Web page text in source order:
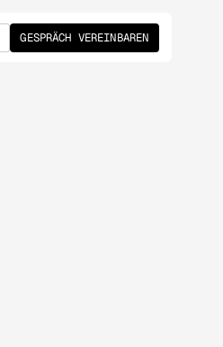
GESPRÄCH VEREINBAREN